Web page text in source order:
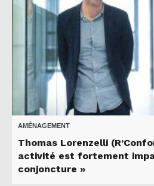
AMÉNAGEMENT
Thomas Lorenzelli
activité est fortement
conjoncture »